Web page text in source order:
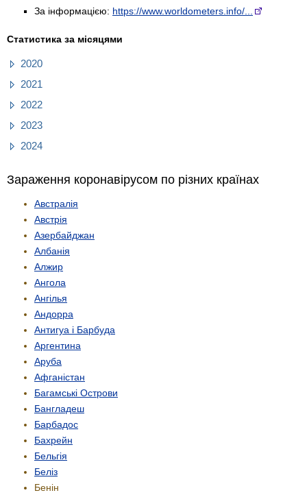
За інформацією: https://www.worldometers.info/...
Статистика за місяцями
2020
2021
2022
2023
2024
Зараження коронавірусом по різних країнах
Австралія
Австрія
Азербайджан
Албанія
Алжир
Ангола
Ангілья
Андорра
Антигуа і Барбуда
Аргентина
Аруба
Афганістан
Багамські Острови
Бангладеш
Барбадос
Бахрейн
Бельгія
Беліз
Бенін